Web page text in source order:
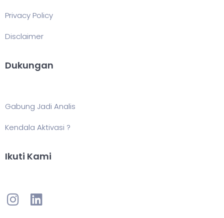
Privacy Policy
Disclaimer
Dukungan
Gabung Jadi Analis
Kendala Aktivasi ?
Ikuti Kami